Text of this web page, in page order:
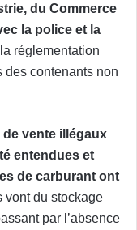
du Commerce
la police et la
réglementation
des contenants non
vente illégaux
entendues et
de carburant ont
vont du stockage
par l’absence